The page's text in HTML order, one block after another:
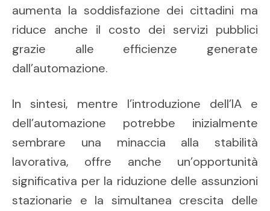
aumenta la soddisfazione dei cittadini ma
riduce anche il costo dei servizi pubblici
grazie alle efficienze generate
dall’automazione.
In sintesi, mentre l’introduzione dell’IA e
dell’automazione potrebbe inizialmente
sembrare una minaccia alla stabilità
lavorativa, offre anche un’opportunità
significativa per la riduzione delle assunzioni
stazionarie e la simultanea crescita delle